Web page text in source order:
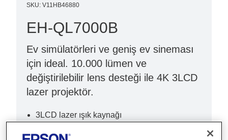
SKU: V11HB46880
EH-QL7000B
Ev simülatörleri ve geniş ev sineması
için ideal. 10.000 lümen ve
değiştirilebilir lens desteği ile 4K 3LCD
lazer projektör.
3LCD lazer ışık kaynağı